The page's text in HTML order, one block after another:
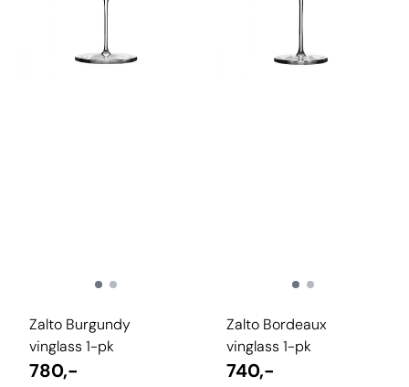
Zalto Burgundy
vinglass 1-pk
780,-
Zalto Bordeaux
vinglass 1-pk
740,-